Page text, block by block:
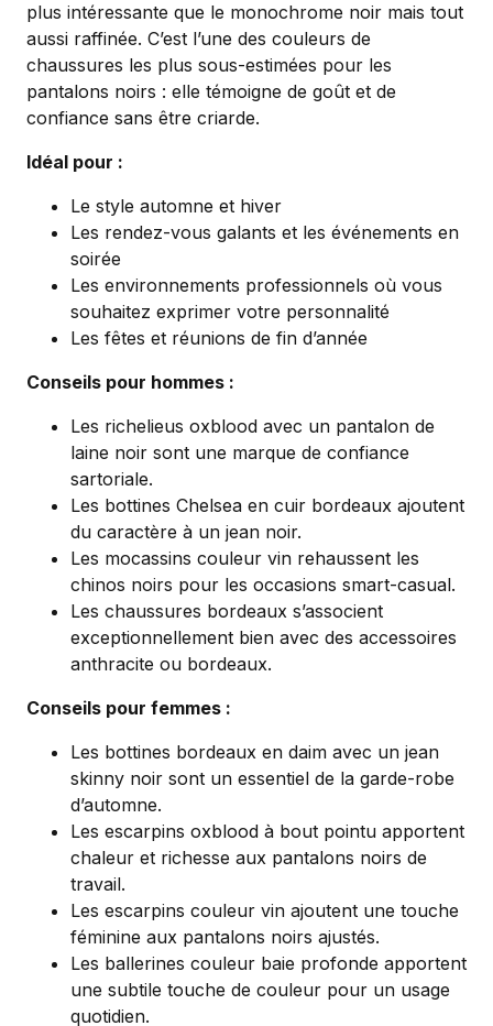
plus intéressante que le monochrome noir mais tout
aussi raffinée. C’est l’une des couleurs de
chaussures les plus sous-estimées pour les
pantalons noirs : elle témoigne de goût et de
confiance sans être criarde.
Idéal pour :
Le style automne et hiver
Les rendez-vous galants et les événements en
soirée
Les environnements professionnels où vous
souhaitez exprimer votre personnalité
Les fêtes et réunions de fin d’année
Conseils pour hommes :
Les richelieus oxblood avec un pantalon de
laine noir sont une marque de confiance
sartoriale.
Les bottines Chelsea en cuir bordeaux ajoutent
du caractère à un jean noir.
Les mocassins couleur vin rehaussent les
chinos noirs pour les occasions smart-casual.
Les chaussures bordeaux s’associent
exceptionnellement bien avec des accessoires
anthracite ou bordeaux.
Conseils pour femmes :
Les bottines bordeaux en daim avec un jean
skinny noir sont un essentiel de la garde-robe
d’automne.
Les escarpins oxblood à bout pointu apportent
chaleur et richesse aux pantalons noirs de
travail.
Les escarpins couleur vin ajoutent une touche
féminine aux pantalons noirs ajustés.
Les ballerines couleur baie profonde apportent
une subtile touche de couleur pour un usage
quotidien.